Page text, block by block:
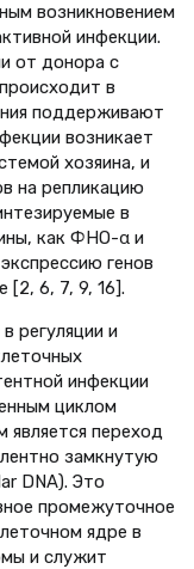
возникновением
инфекции.
от донора с
в
поддерживают
возникает
хозяина, и
на репликацию
в
как ФНО-α и
генов
[2, 6, 7, 9, 16].
регуляции и
инфекции
циклом
является переход
замкнутую
DNA). Это
промежуточное
ядре в
и служит